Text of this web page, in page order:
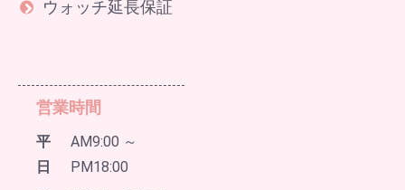
ウォッチ延長保証
営業時間
平
日
AM9:00 ～
PM18:00